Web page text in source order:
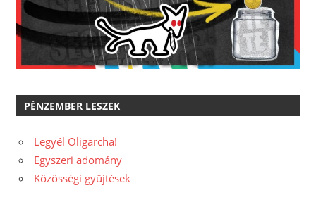
PÉNZEMBER LESZEK
Legyél Oligarcha!
Egyszeri adomány
Közösségi gyűjtések